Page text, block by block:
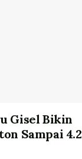
Gisel Bikin
Sampai 4.2